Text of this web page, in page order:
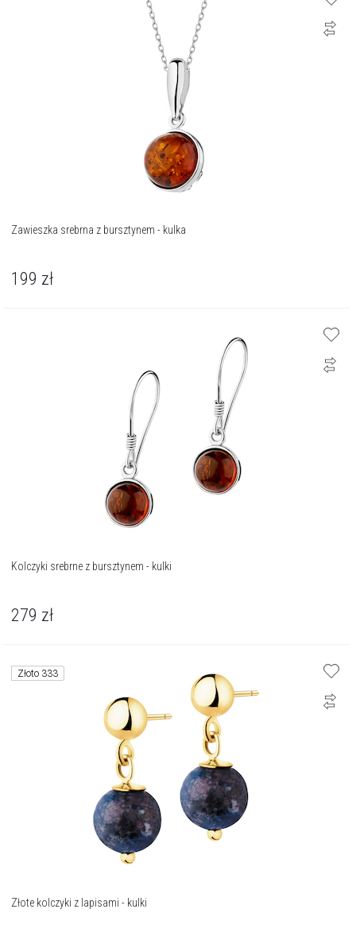
Zawieszka srebrna z bursztynem - kulka
199 zł
Kolczyki srebrne z bursztynem - kulki
279 zł
Złoto 333
Złote kolczyki z lapisami - kulki